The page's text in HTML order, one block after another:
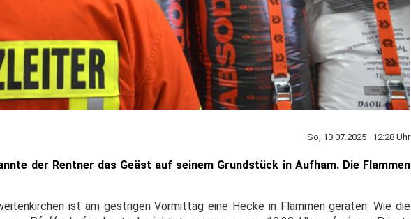
So, 13.07.2025 12:28 Uhr
der Rentner das Geäst auf seinem Grundstück in Aufham. Die Flammen
ist am gestrigen Vormittag eine Hecke in Flammen geraten. Wie die